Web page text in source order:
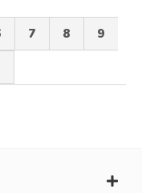
7 8 9